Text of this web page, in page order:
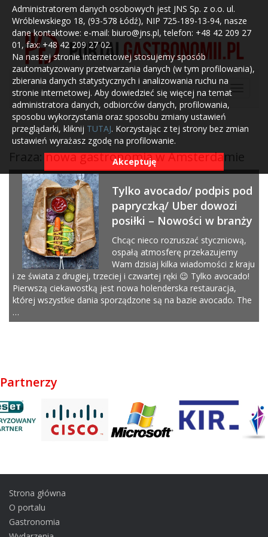
Administratorem danych osobowych jest JNS Sp. z o.o. ul.
Wróblewskiego 18, (93-578 Łódź), NIP 725-189-13-94, nasze
dane kontaktowe: e-mail: biuro@jns.pl, telefon: +48 42 209 27
01, fax: +48 42 209 27 02.
Na naszej stronie internetowej stosujemy sposób
zautomatyzowany przetwarzania danych (w tym profilowania),
zbierania danych statystycznych i analizowania ruchu na
stronie internetowej. Aby dowiedzieć się więcej na temat
administratora danych, odbiorców danych, profilowania,
sposobu wykorzystania oraz sposobu zmiany ustawień
przeglądarki, kliknij TUTAJ. Korzystając z tej strony bez zmian
ustawień wyrażasz zgodę na profilowanie.
Akceptuję
Fraza: nowa gastronomia w Amsterdamie
Tylko avocado/ podpis pod
papryczką/ Uber dowozi
posiłki – Nowości w branży
Chcąc nieco rozruszać styczniową,
ospałą atmosferę przekazujemy
Wam dzisiaj kilka wiadomości z kraju
i ze świata z drugiej, trzeciej i czwartej ręki 😉 Tylko avocado!
Pierwszą ciekawostką jest nowa holenderska restauracja,
której wszystkie dania sporządzone są na bazie avocado. The
…
Partnerzy
Strona główna
O portalu
Gastronomia